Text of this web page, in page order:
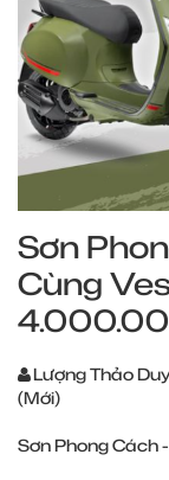
Sơn
Cùng
Lượng Thảo
(Mới)
Sơn Phong Cách